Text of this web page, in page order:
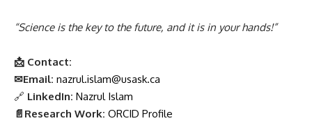
“Science is the key to the future, and it is in your hands!”
📩 Contact:
✉Email: nazrul.islam@usask.ca
🔗 LinkedIn: Nazrul Islam
📄Research Work: ORCID Profile